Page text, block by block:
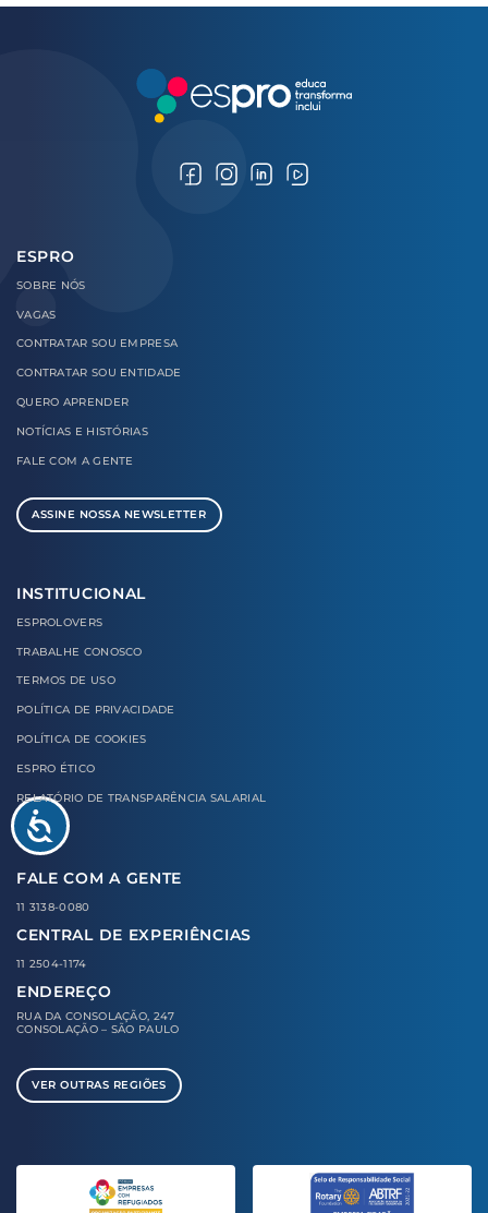
ESPRO
SOBRE NÓS
VAGAS
CONTRATAR SOU EMPRESA
CONTRATAR SOU ENTIDADE
QUERO APRENDER
NOTÍCIAS E HISTÓRIAS
FALE COM A GENTE
ASSINE NOSSA NEWSLETTER
INSTITUCIONAL
ESPROLOVERS
TRABALHE CONOSCO
TERMOS DE USO
POLÍTICA DE PRIVACIDADE
POLÍTICA DE COOKIES
ESPRO ÉTICO
RELATÓRIO DE TRANSPARÊNCIA SALARIAL
FALE COM A GENTE
11 3138-0080
CENTRAL DE EXPERIÊNCIAS
11 2504-1174
ENDEREÇO
RUA DA CONSOLAÇÃO, 247
CONSOLAÇÃO – SÃO PAULO
VER OUTRAS REGIÕES